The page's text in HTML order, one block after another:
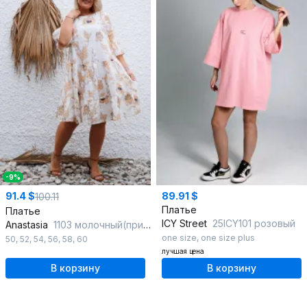
-9%
91.4 $100.11
Платье
Anastasia 1103 молочный(принт_цветы)
50, 52, 54, 56, 58, 60
В корзину
89.91 $
Платье
ICY Street 25ICY101 розовый
one size, one size plus
лучшая цена
В корзину